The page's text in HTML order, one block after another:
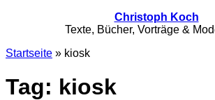
Christoph Koch
Texte, Bücher, Vorträge &
Startseite » kiosk
Tag: kiosk